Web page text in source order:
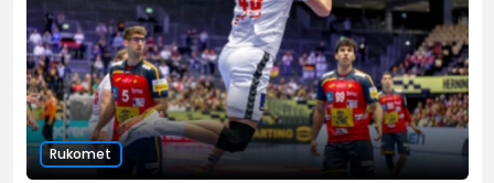
Rukomet